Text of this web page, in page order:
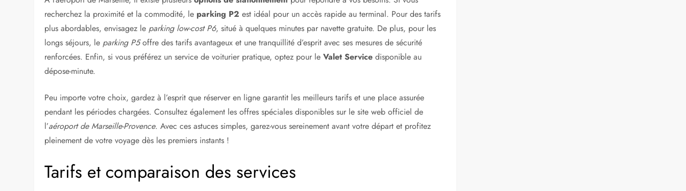
recherchez la proximité et la commodité, le parking P2 est idéal pour un accès rapide au terminal. Pour des tarifs
plus abordables, envisagez le parking low-cost P6, situé à quelques minutes par navette gratuite. De plus, pour les
longs séjours, le parking P5offre des tarifs avantageux et une tranquillité d’esprit avec ses mesures de sécurité
renforcées. Enfin, si vous préférez un service de voiturier pratique, optez pour leValet Service disponible au
dépose-minute.
Peu importe votre choix, gardez à l’esprit que réserver en ligne garantit les meilleurs tarifs et une place assurée
pendant les périodes chargées. Consultez également les offres spéciales disponibles sur le site web officiel de
l’aéroport de Marseille-Provence. Avec ces astuces simples, garez-vous sereinement avant votre départ et profitez
pleinement de votre voyage dès les premiers instants !
Tarifs et comparaison des services